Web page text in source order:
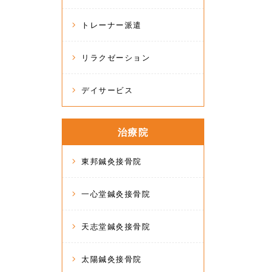
トレーナー派遣
リラクゼーション
デイサービス
治療院
東邦鍼灸接骨院
一心堂鍼灸接骨院
天志堂鍼灸接骨院
太陽鍼灸接骨院